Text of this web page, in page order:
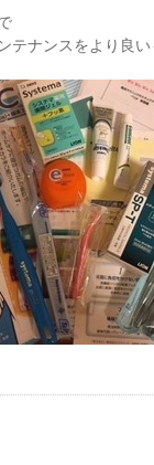
テナンスをより良